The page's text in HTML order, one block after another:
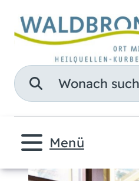
Suche
Menü